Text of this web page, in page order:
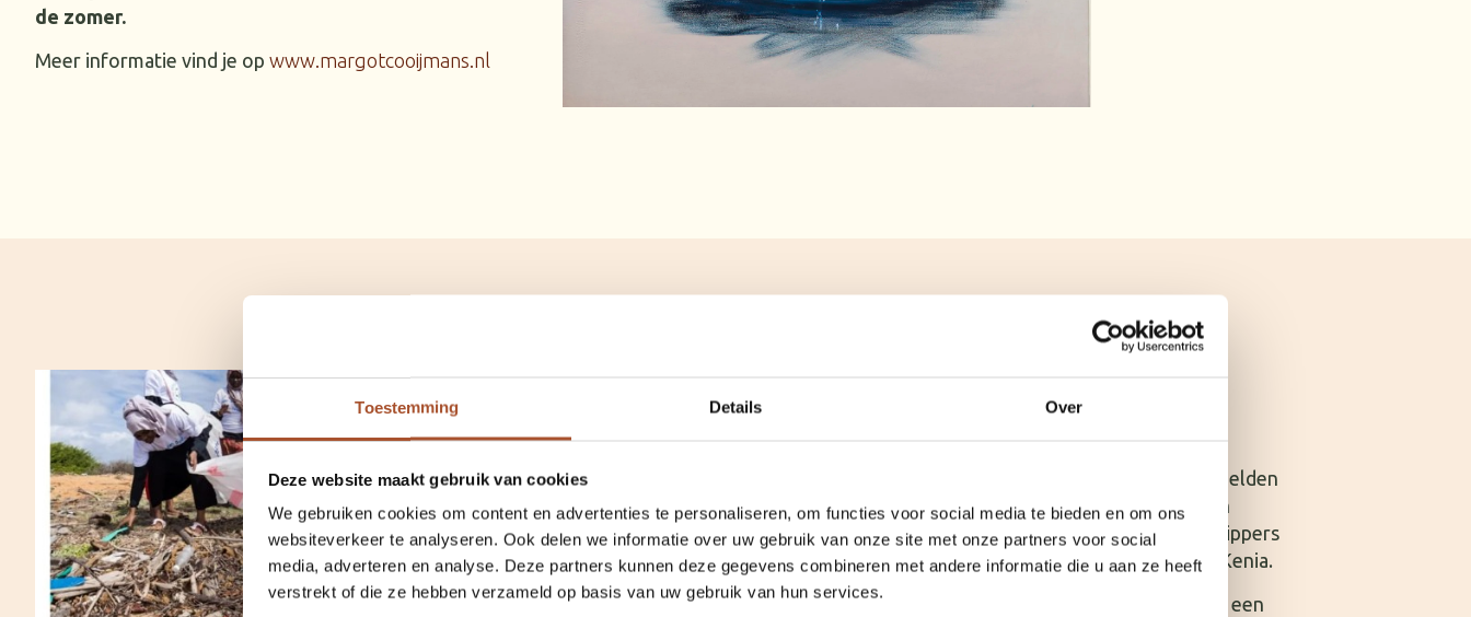
Toestemming Details Over
Deze website maakt gebruik van cookies
We gebruiken cookies om content en advertenties te personaliseren, om functies voor social media te bieden en om ons
websiteverkeer te analyseren. Ook delen we informatie over uw gebruik van onze site met onze partners voor social
media, adverteren en analyse. Deze partners kunnen deze gegevens combineren met andere informatie die u aan ze heeft
verstrekt of die ze hebben verzameld op basis van uw gebruik van hun services.
de zomer.
Meer informatie vind je op www.margotcooijmans.nl
Ocean Sole
Verspreid door Mariënhof kom je de bijzondere dierenbeelden
van Ocean Sole tegen. Van een levensgrote giraf tot een
kleurrijke schildpad: elk kunstwerk is gemaakt van teenslippers
uit de ‘plastic soep’ die zijn verzameld langs de kust van Kenia.
Zo krijgen materialen die anders in zee zouden belanden een